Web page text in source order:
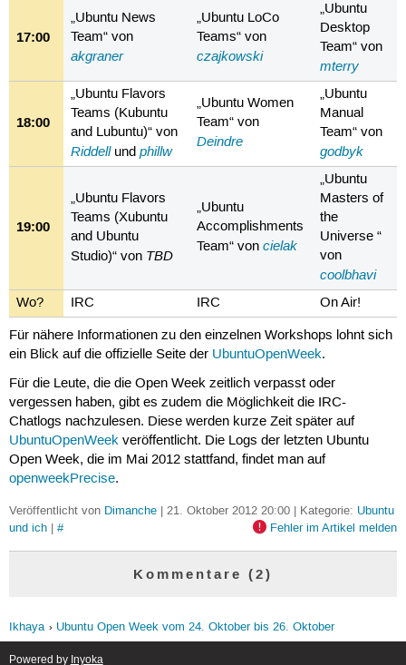
17:00
„Ubuntu News
Team“ von
akgraner
„Ubuntu LoCo
Teams“ von
czajkowski
„Ubuntu
Desktop
Team“ von
mterry
18:00
„Ubuntu Flavors
Teams (Kubuntu
and Lubuntu)“ von
Riddellundphillw
„Ubuntu Women
Team“ von
Deindre
„Ubuntu
Manual
Team“ von
godbyk
19:00
„Ubuntu Flavors
Teams (Xubuntu
and Ubuntu
Studio)“ von TBD
„Ubuntu
Accomplishments
Team“ voncielak
„Ubuntu
Masters of
the
Universe “
von
coolbhavi
Wo? IRC IRC On Air!
Für nähere Informationen zu den einzelnen Workshops lohnt sich
ein Blick auf die offizielle Seite der UbuntuOpenWeek.
Für die Leute, die die Open Week zeitlich verpasst oder
vergessen haben, gibt es zudem die Möglichkeit die IRC-
Chatlogs nachzulesen. Diese werden kurze Zeit später auf
UbuntuOpenWeekveröffentlicht. Die Logs der letzten Ubuntu
Open Week, die im Mai 2012 stattfand, findet man auf
openweekPrecise.
Veröffentlicht von Dimanche| 21. Oktober 2012 20:00 | Kategorie: Ubuntu
und ich| # Fehler im Artikel melden
Kommentare (2)
Ikhaya Ubuntu Open Week vom 24. Oktober bis 26. Oktober
Powered by Inyoka